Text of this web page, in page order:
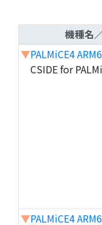
機種名
▼PALMiCE4
CSIDE for
▼PALMiCE4